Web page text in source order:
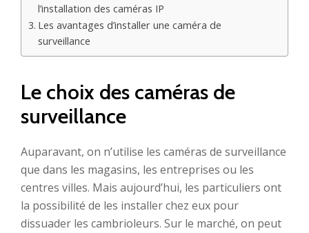
l’installation des caméras IP
Les avantages d’installer une caméra de
surveillance
Le choix des caméras de
surveillance
Auparavant, on n’utilise les caméras de surveillance
que dans les magasins, les entreprises ou les
centres villes. Mais aujourd’hui, les particuliers ont
la possibilité de les installer chez eux pour
dissuader les cambrioleurs. Sur le marché, on peut